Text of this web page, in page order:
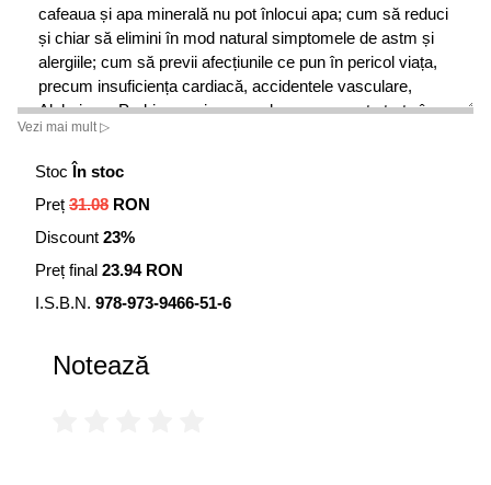
cafeaua și apa minerală nu pot înlocui apa; cum să reduci
și chiar să elimini în mod natural simptomele de astm și
alergiile; cum să previi afecțiunile ce pun în pericol viața,
precum insuficiența cardiacă, accidentele vasculare,
Alzheimer, Parkinson și cancerul; cum se poate trata în
mod natural hipertensiunea, fără diuretice sau medicație;
de ce apa este cheia în procesul slăbirii, fără să ai nevoie
de o dietă; cum să-ți hidratezi pielea pentru a preveni
îmbătrânirea prematură.
Vezi mai mult ▷
Stoc În stoc
Preț 31.08 RON
Discount 23%
Preț final 23.94 RON
I.S.B.N. 978-973-9466-51-6
Notează